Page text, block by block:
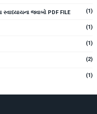
સ્વાધ્યાયના જવાબો PDF FILE (1)
(1)
(1)
(2)
(1)